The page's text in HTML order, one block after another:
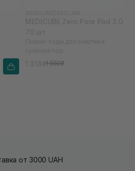
1 318₴1 550₴
от 3000 UAH